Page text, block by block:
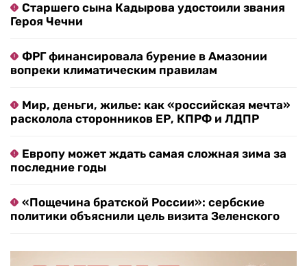
Старшего сына Кадырова удостоили звания
Героя Чечни
ФРГ финансировала бурение в Амазонии
вопреки климатическим правилам
Мир, деньги, жилье: как «российская мечта»
расколола сторонников ЕР, КПРФ и ЛДПР
Европу может ждать самая сложная зима за
последние годы
«Пощечина братской России»: сербские
политики объяснили цель визита Зеленского